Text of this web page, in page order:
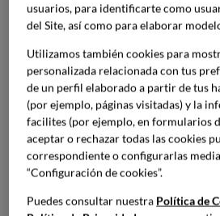
conceptual del menú y crear una
negocio con los platos que ofrece.
No obstante, también implica
proceso, pero estos deben estar
probar, fallar y corregir para
Por tanto, la creatividad en cocina
expresión artística, sino que es una
sostenible, que integre una
usuarios, para identificarte como
del Site, así como para elaborar
Utilizamos también cookies para
personalizada relacionada con tus
de un perfil elaborado a partir de tus
(por ejemplo, páginas visitadas) y la
facilites (por ejemplo, en formularios
aceptar o rechazar todas las cookies
correspondiente o configurarlas
“Configuración de cookies”.
Puedes consultar nuestra Política de